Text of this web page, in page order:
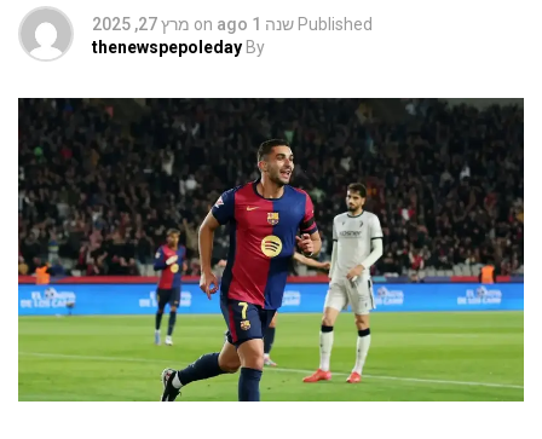
Published שנה 1 ago on מרץ 27, 2025
By
thenewspepoleday